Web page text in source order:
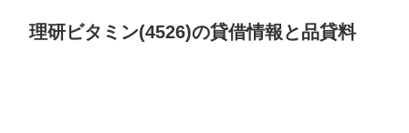
理研ビタミン(4526)の貸借情報と品貸料